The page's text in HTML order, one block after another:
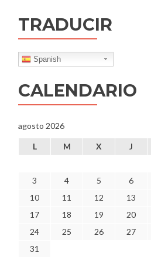
TRADUCIR
Spanish
CALENDARIO
agosto 2026
L M X J
3
4 5 6
10
11 12 13
17
18 19 20
24
25 26 27
31